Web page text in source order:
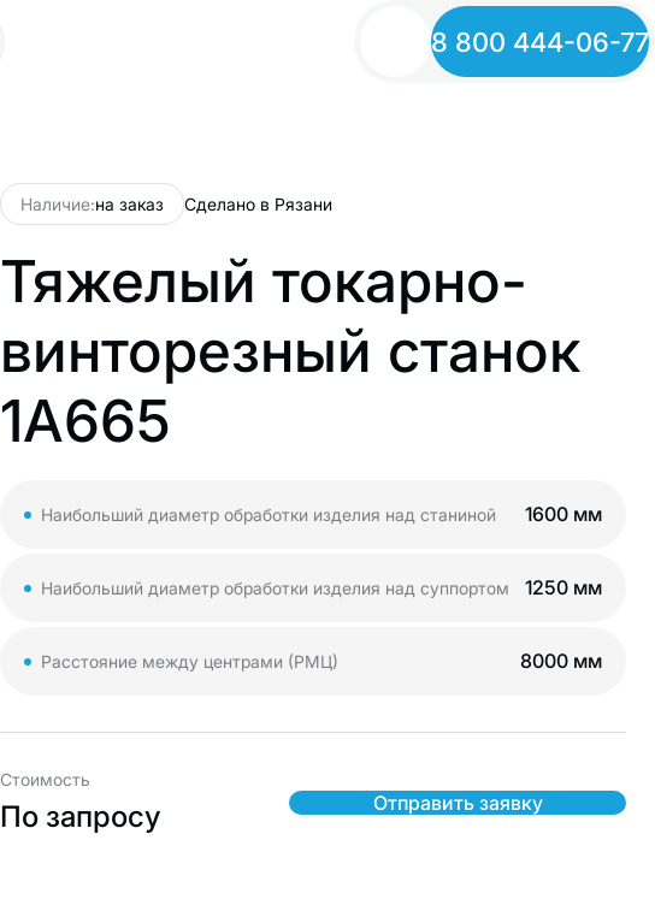
8 800 444-06-77
Наличие:на заказ Сделано в Рязани
Тяжелый токарно-
винторезный станок
1А665
Наибольший диаметр обработки изделия над станиной 1600 мм
Наибольший диаметр обработки изделия над суппортом 1250 мм
Расстояние между центрами (РМЦ) 8000 мм
Стоимость
По запросу Отправить заявку